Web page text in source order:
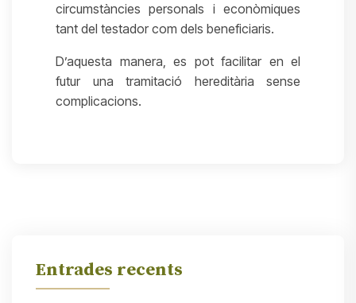
circumstàncies personals i econòmiques
tant del testador com dels beneficiaris.
D’aquesta manera, es pot facilitar en el
futur una tramitació hereditària sense
complicacions.
Entrades recents